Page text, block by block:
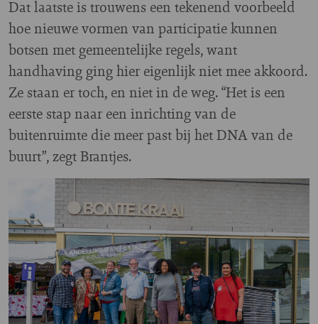
Dat laatste is trouwens een tekenend voorbeeld
hoe nieuwe vormen van participatie kunnen
botsen met gemeentelijke regels, want
handhaving ging hier eigenlijk niet mee akkoord.
Ze staan er toch, en niet in de weg. “Het is een
eerste stap naar een inrichting van de
buitenruimte die meer past bij het DNA van de
buurt”, zegt Brantjes.